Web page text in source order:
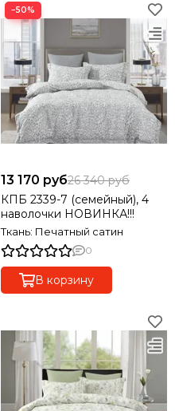
−50%
13 170 руб26 340 руб
КПБ 2339-7 (семейный), 4
наволочки НОВИНКА!!!
Ткань: Печатный сатин
0
В корзину